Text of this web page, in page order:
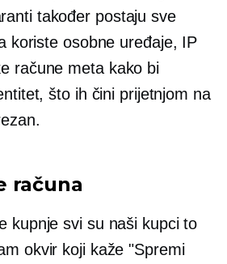
također postaju sve
koriste osobne uređaje, IP
račune meta kako bi
što ih čini prijetnjom na
računa
kupnje svi su naši kupci to
okvir koji kaže "Spremi